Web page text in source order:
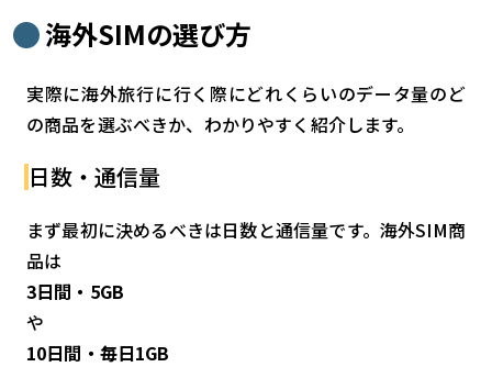
海外SIMの選び方
実際に海外旅行に行く際にどれくらいのデータ量のど
の商品を選ぶべきか、わかりやすく紹介します。
日数・通信量
まず最初に決めるべきは日数と通信量です。海外SIM商
品は
3日間・5GB
や
10日間・毎日1GB